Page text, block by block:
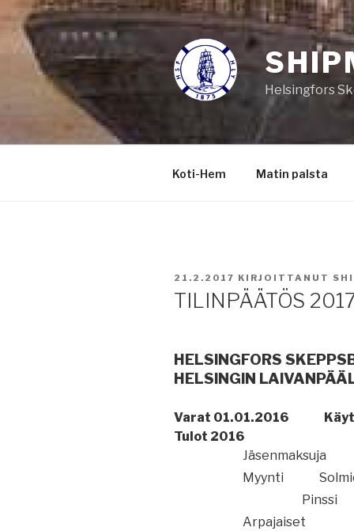
Siirry
sisältöön
Helsingfors
Koti-Hem Matin palsta
JULKAISTU
21.2.2017 KIRJOITTANUT
TILINPÄÄTÖS
HELSINGFORS
HELSINGIN
Varat 01.01.2016
Tulot 2016
Jäsenmaksuja
Myynti
Pinssi
Arpajaiset